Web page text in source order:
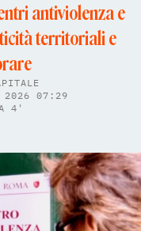
antiviolenza e
territoriali e
2026 07:29
4'